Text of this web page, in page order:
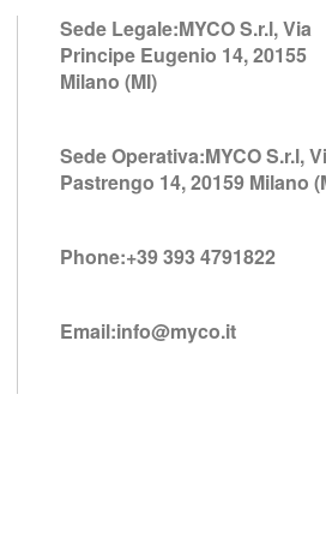
Sede Legale:MYCO S.r.l, Via
Principe Eugenio 14, 20155
Milano (MI)
Sede Operativa:MYCO S.r.l,
Pastrengo 14, 20159 Milano
Phone:+39 393 4791822
Email:info@myco.it